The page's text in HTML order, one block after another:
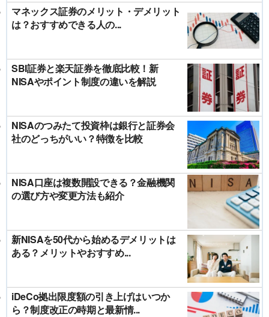
マネックス証券のメリット・デメリット
は？おすすめできる人の...
SBI証券と楽天証券を徹底比較！新
NISAやポイント制度の違いを解説
NISAのつみたて投資枠は銀行と証券会
社のどっちがいい？特徴を比較
NISA口座は複数開設できる？金融機関
の選び方や変更方法も紹介
新NISAを50代から始めるデメリットは
ある？メリットやおすすめ...
iDeCo拠出限度額の引き上げはいつか
ら？制度改正の時期と最新情...